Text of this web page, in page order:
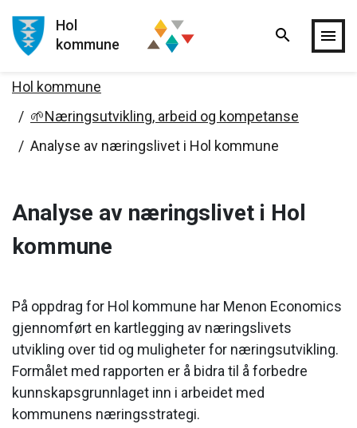
Hopp til hovedinnholdet
Hol
kommune
search menu
Hol kommune
🌱Næringsutvikling, arbeid og kompetanse
Analyse av næringslivet i Hol kommune
Analyse av næringslivet i Hol
kommune
På oppdrag for Hol kommune har Menon Economics
gjennomført en kartlegging av næringslivets
utvikling over tid og muligheter for næringsutvikling.
Formålet med rapporten er å bidra til å forbedre
kunnskapsgrunnlaget inn i arbeidet med
kommunens næringsstrategi.